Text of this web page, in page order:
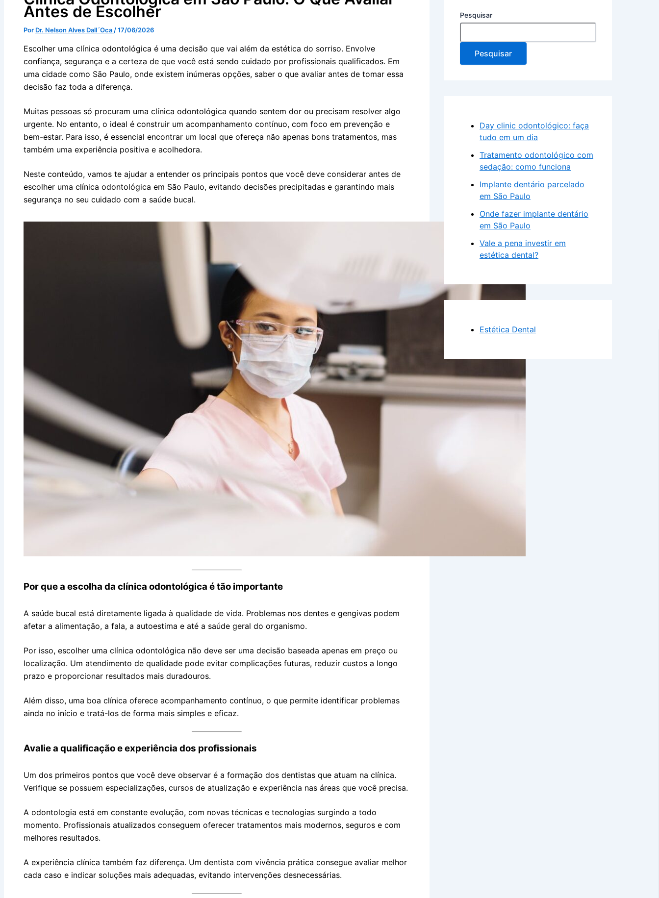
Antes de Escolher
Por Dr. Nelson Alves Dall´Oca /17/06/2026
Escolher uma clínica odontológica é uma decisão que vai além da estética do sorriso. Envolve
confiança, segurança e a certeza de que você está sendo cuidado por profissionais qualificados. Em
uma cidade como São Paulo, onde existem inúmeras opções, saber o que avaliar antes de tomar essa
decisão faz toda a diferença.
Muitas pessoas só procuram uma clínica odontológica quando sentem dor ou precisam resolver algo
urgente. No entanto, o ideal é construir um acompanhamento contínuo, com foco em prevenção e
bem-estar. Para isso, é essencial encontrar um local que ofereça não apenas bons tratamentos, mas
também uma experiência positiva e acolhedora.
Neste conteúdo, vamos te ajudar a entender os principais pontos que você deve considerar antes de
escolher uma clínica odontológica em São Paulo, evitando decisões precipitadas e garantindo mais
segurança no seu cuidado com a saúde bucal.
Por que a escolha da clínica odontológica é tão importante
A saúde bucal está diretamente ligada à qualidade de vida. Problemas nos dentes e gengivas podem
afetar a alimentação, a fala, a autoestima e até a saúde geral do organismo.
Por isso, escolher uma clínica odontológica não deve ser uma decisão baseada apenas em preço ou
localização. Um atendimento de qualidade pode evitar complicações futuras, reduzir custos a longo
prazo e proporcionar resultados mais duradouros.
Além disso, uma boa clínica oferece acompanhamento contínuo, o que permite identificar problemas
ainda no início e tratá-los de forma mais simples e eficaz.
Avalie a qualificação e experiência dos profissionais
Um dos primeiros pontos que você deve observar é a formação dos dentistas que atuam na clínica.
Verifique se possuem especializações, cursos de atualização e experiência nas áreas que você precisa.
A odontologia está em constante evolução, com novas técnicas e tecnologias surgindo a todo
momento. Profissionais atualizados conseguem oferecer tratamentos mais modernos, seguros e com
melhores resultados.
A experiência clínica também faz diferença. Um dentista com vivência prática consegue avaliar melhor
cada caso e indicar soluções mais adequadas, evitando intervenções desnecessárias.
Pesquisar
Pesquisar
Day clinic odontológico: faça
tudo em um dia
Tratamento odontológico com
sedação: como funciona
Implante dentário parcelado
em São Paulo
Onde fazer implante dentário
em São Paulo
Vale a pena investir em
estética dental?
Estética Dental